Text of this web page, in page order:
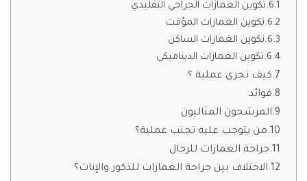
تكوين الغمازات الجراحي التقليدي
تكوين الغمازات المؤقت
تكوين الغمازات الساكن
تكوين الغمازات الديناميكي
كيف تجرى عملية ؟
فوائد
المرشحون المثاليون
من يتوجب عليه تجنب عملية؟
جراحة الغمازات للرجال
الاختلاف بين جراحة الغمازات للذكور والإناث؟